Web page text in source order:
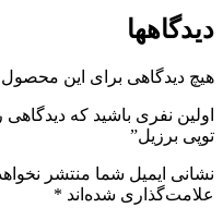
دیدگاهها
هیچ دیدگاهی برای این
اولین نفری باشید که دیدگاهی
توپی برزیل”
نشانی ایمیل شما منتشر
علامت‌گذاری شده‌اند *